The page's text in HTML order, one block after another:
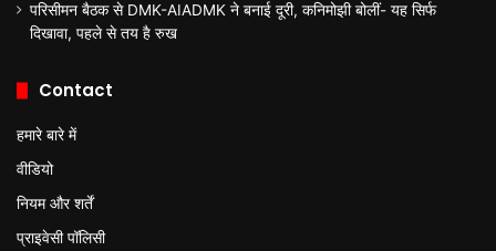
परिसीमन बैठक से DMK-AIADMK ने बनाई दूरी, कनिमोझी बोलीं- यह सिर्फ
दिखावा, पहले से तय है रुख
Contact
हमारे बारे में
वीडियो
नियम और शर्तें
प्राइवेसी पॉलिसी